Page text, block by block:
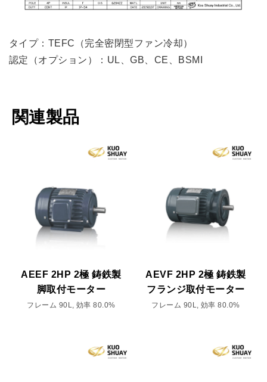
タイプ：TEFC（完全密閉型ファン冷却）
認定（オプション）：UL、GB、CE、BSMI
関連製品
AEEF 2HP 2極 鋳鉄製
脚取付モーター
フレーム 90L, 効率 80.0%
AEVF 2HP 2極 鋳鉄製
フランジ取付モーター
フレーム 90L, 効率 80.0%